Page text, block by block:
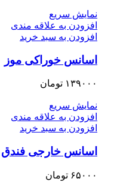
نمایش سریع
افزودن به علاقه مندی
افزودن به سبد خرید
اسانس خوراکی موز
۱۳۹۰۰۰ تومان
نمایش سریع
افزودن به علاقه مندی
افزودن به سبد خرید
اسانس خارجی فندق
۶۵۰۰۰ تومان